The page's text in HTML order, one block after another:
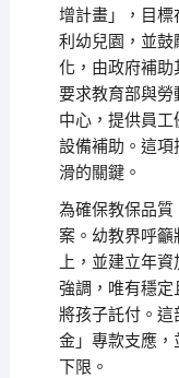
增計畫」，目標
利幼兒園，並
化，由政府補助
要求教育部與
中心，提供員
設備補助。這
滑的關鍵。
為確保教保品質
案。幼教界呼
上，並建立年
強調，唯有穩
將孩子託付。
金」專款支應
下限。